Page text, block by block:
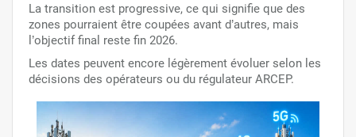
La transition est progressive, ce qui signifie que des
zones pourraient être coupées avant d’autres, mais
l’objectif final reste fin 2026.
Les dates peuvent encore légèrement évoluer selon les
décisions des opérateurs ou du régulateur ARCEP.